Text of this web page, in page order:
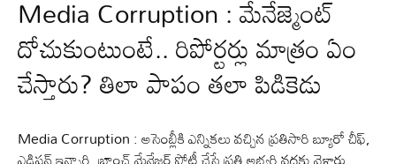
Media Corruption : మేనేజ్మెంట్
దోచుకుంటుంటే.. రిపోర్టర్లు మాత్రం ఏం
చేస్తారు? తిలా పాపం తలా పిడికెడు
Media Corruption : అసెంబ్లీకి ఎన్నికలు వచ్చిన ప్రతిసారి బ్యూరో చీఫ్,